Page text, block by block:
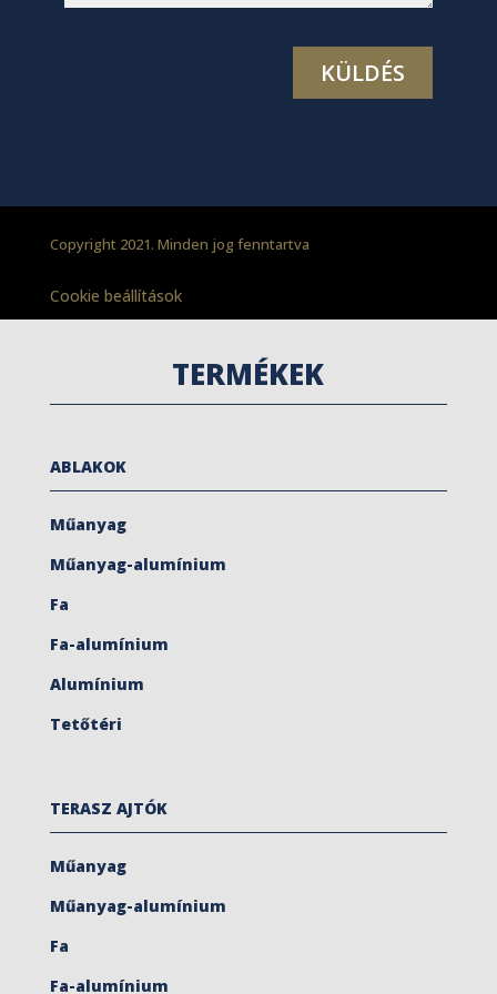
Copyright 2021. Minden jog fenntartva
Cookie beállítások
TERMÉKEK
ABLAKOK
Műanyag
Műanyag-alumínium
Fa
Fa-alumínium
Alumínium
Tetőtéri
TERASZ AJTÓK
Műanyag
Műanyag-alumínium
Fa
Fa-alumínium